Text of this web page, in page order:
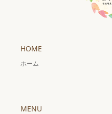
HOME
ホーム
MENU